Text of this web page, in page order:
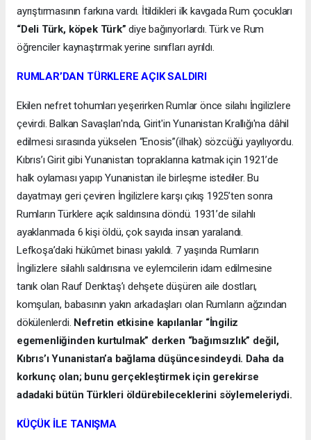
ayrıştırmasının farkına vardı. İtildikleri ilk kavgada Rum çocukları
“Deli Türk, köpek Türk” diye bağırıyorlardı. Türk ve Rum
öğrenciler kaynaştırmak yerine sınıfları ayrıldı.
RUMLAR’DAN TÜRKLERE AÇIK SALDIRI
Ekilen nefret tohumları yeşerirken Rumlar önce silahı İngilizlere
çevirdi. Balkan Savaşları'nda, Girit'in Yunanistan Krallığı'na dâhil
edilmesi sırasında yükselen “Enosis”(ilhak) sözcüğü yayılıyordu.
Kıbrıs’ı Girit gibi Yunanistan topraklarına katmak için 1921’de
halk oylaması yapıp Yunanistan ile birleşme istediler. Bu
dayatmayı geri çeviren İngilizlere karşı çıkış 1925’ten sonra
Rumların Türklere açık saldırısına döndü. 1931’de silahlı
ayaklanmada 6 kişi öldü, çok sayıda insan yaralandı.
Lefkoşa’daki hükûmet binası yakıldı. 7 yaşında Rumların
İngilizlere silahlı saldırısına ve eylemcilerin idam edilmesine
tanık olan Rauf Denktaş’ı dehşete düşüren aile dostları,
komşuları, babasının yakın arkadaşları olan Rumların ağzından
dökülenlerdi. Nefretin etkisine kapılanlar “İngiliz
egemenliğinden kurtulmak” derken “bağımsızlık” değil,
Kıbrıs’ı Yunanistan’a bağlama düşüncesindeydi. Daha da
korkunç olan; bunu gerçekleştirmek için gerekirse
adadaki bütün Türkleri öldürebileceklerini söylemeleriydi.
KÜÇÜK İLE TANIŞMA